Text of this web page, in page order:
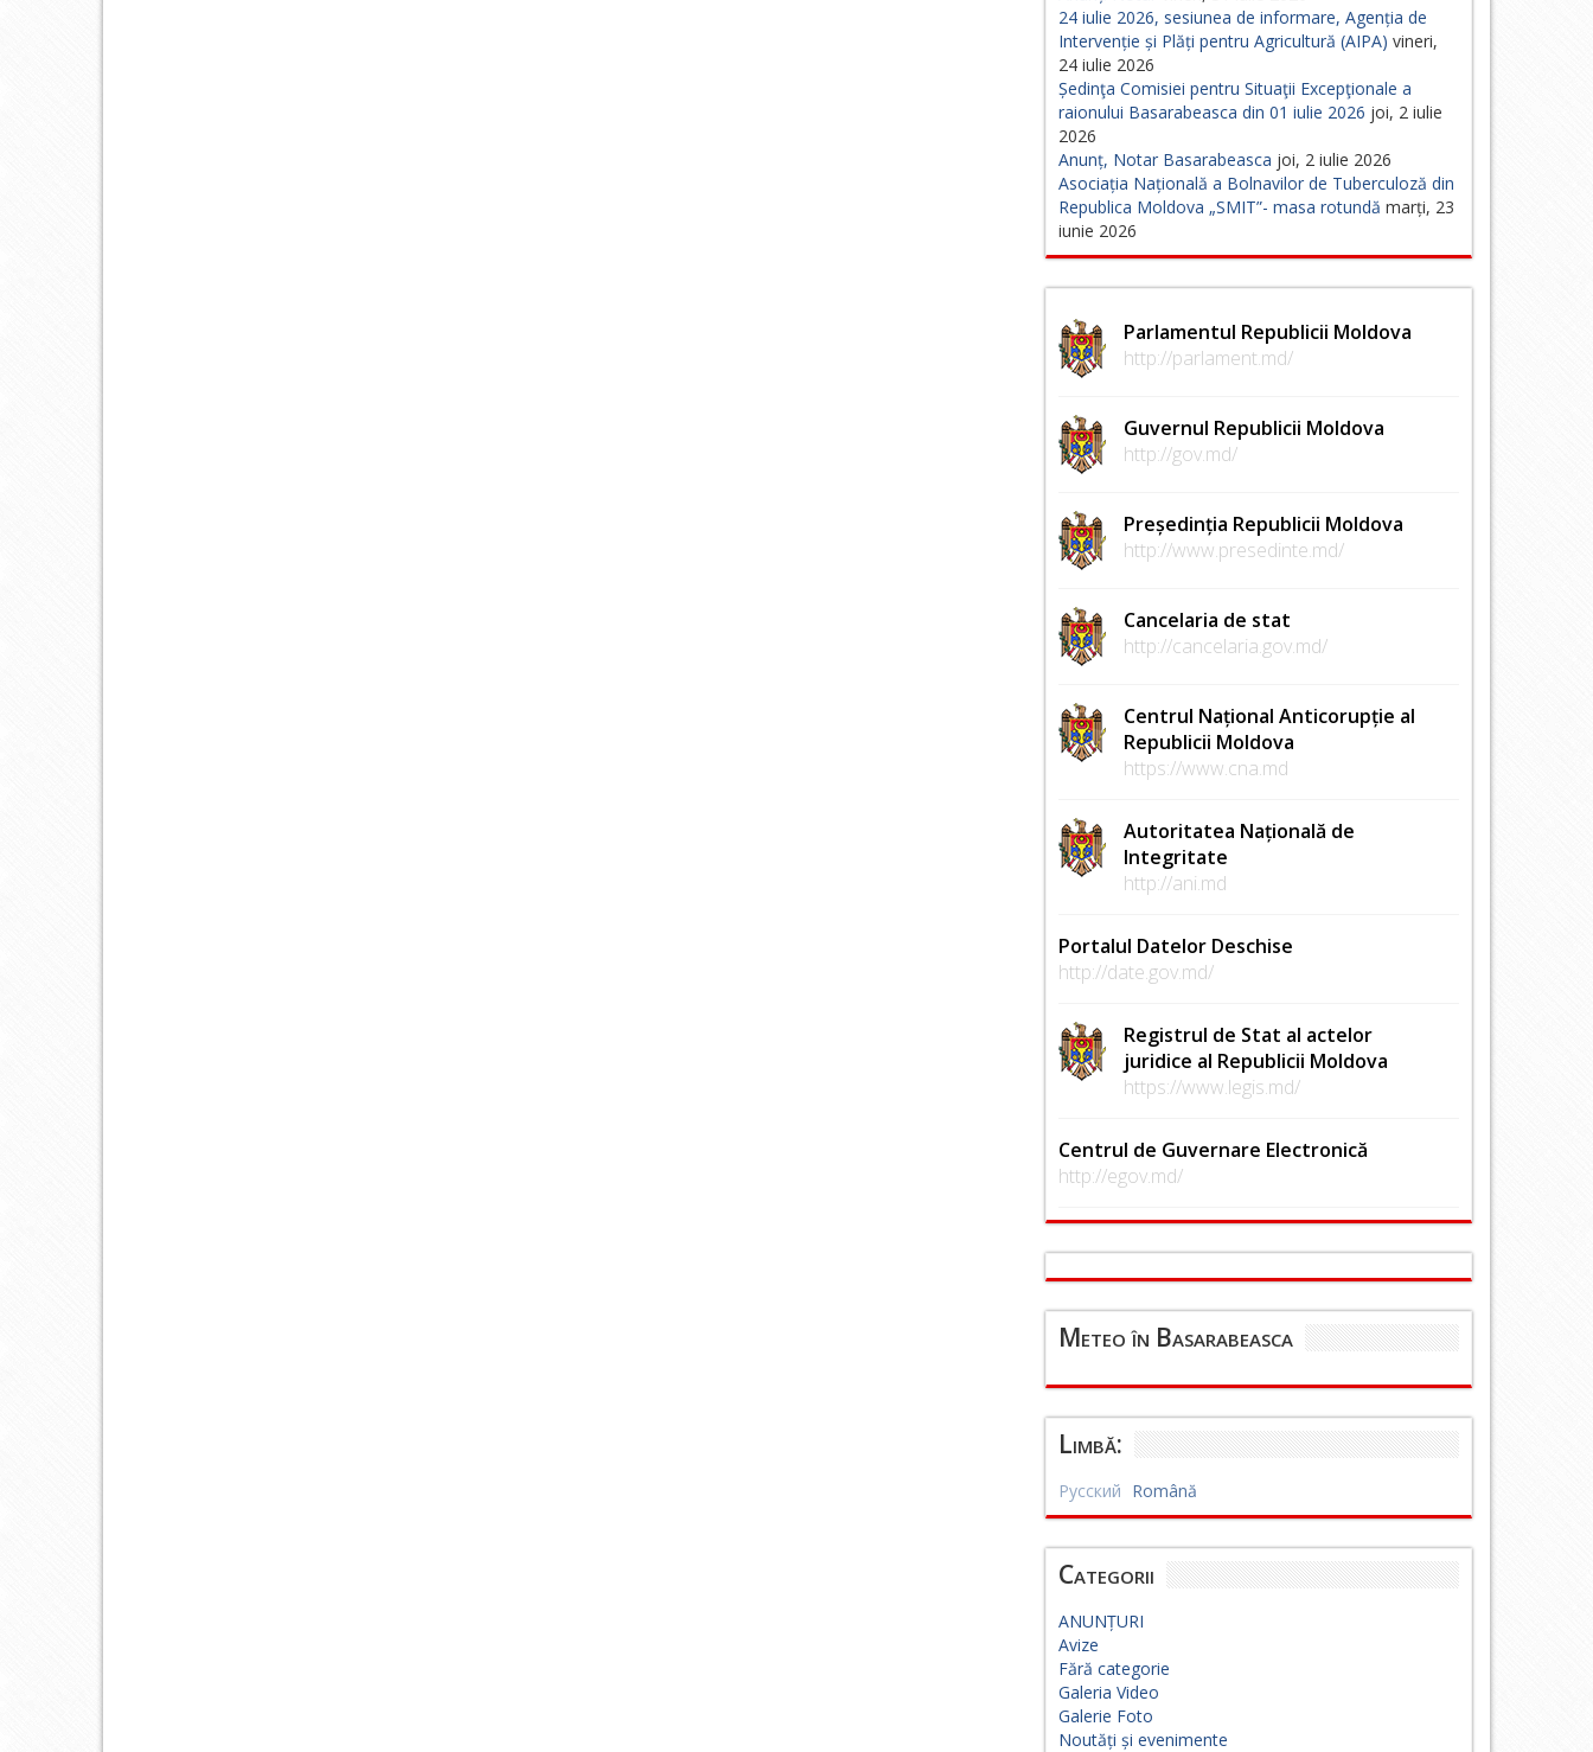
24 iulie 2026, sesiunea de informare, Agenția de
Intervenție și Plăți pentru Agricultură (AIPA) vineri,
24 iulie 2026
Ședinţa Comisiei pentru Situaţii Excepţionale a
raionului Basarabeasca din 01 iulie 2026 joi, 2 iulie
2026
Anunț, Notar Basarabeasca joi, 2 iulie 2026
Asociația Națională a Bolnavilor de Tuberculoză din
Republica Moldova „SMIT”- masa rotundă marți, 23
iunie 2026
Parlamentul Republicii Moldova
http://parlament.md/
Guvernul Republicii Moldova
http://gov.md/
Președinția Republicii Moldova
http://www.presedinte.md/
Cancelaria de stat
http://cancelaria.gov.md/
Centrul Național Anticorupție al
Republicii Moldova
https://www.cna.md
Autoritatea Națională de
Integritate
http://ani.md
Portalul Datelor Deschise
http://date.gov.md/
Registrul de Stat al actelor
juridice al Republicii Moldova
https://www.legis.md/
Centrul de Guvernare Electronică
http://egov.md/
Meteo în Basarabeasca
Limbă:
Русский Română
Categorii
ANUNȚURI
Avize
Fără categorie
Galeria Video
Galerie Foto
Noutăți și evenimente